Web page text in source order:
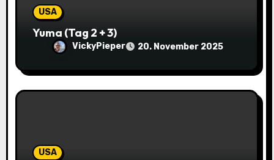
i
USA
Yuma (Tag 2 + 3)
VickyPieper 20. November 2025
USA